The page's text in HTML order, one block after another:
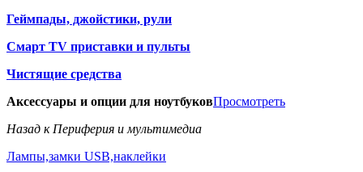
Геймпады, джойстики, рули
Смарт TV приставки и пульты
Чистящие средства
Аксессуары и опции для ноутбуковПросмотреть
Назад к Периферия и мультимедиа
Лампы,замки USB,наклейки